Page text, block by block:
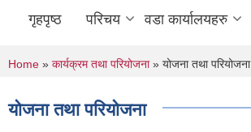
गृहपृष्ठ परिचय वडा कार्यालयहरु
You are here
Home » कार्यक्रम तथा परियोजना» योजना तथा परियोजना
योजना तथा परियोजना